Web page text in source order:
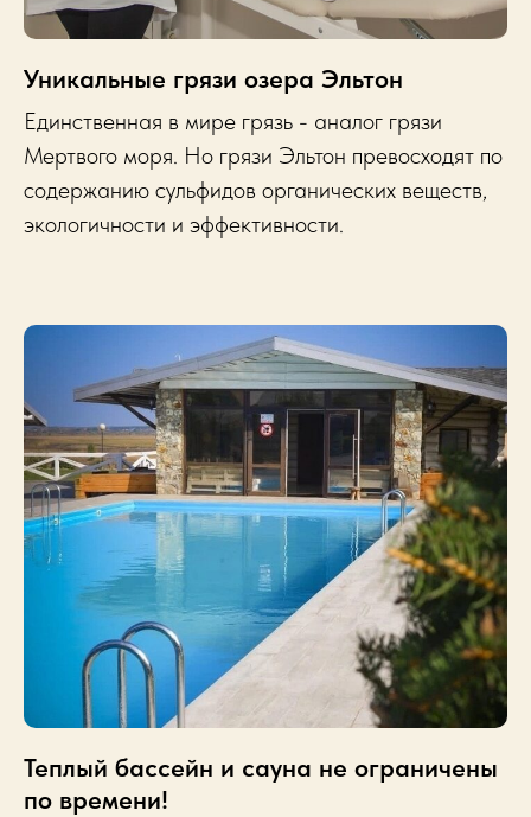
Уникальные грязи озера Эльтон
Единственная в мире грязь - аналог грязи
Мертвого моря. Но грязи Эльтон превосходят по
содержанию сульфидов органических веществ,
экологичности и эффективности.
Теплый бассейн и сауна не ограничены
по времени!